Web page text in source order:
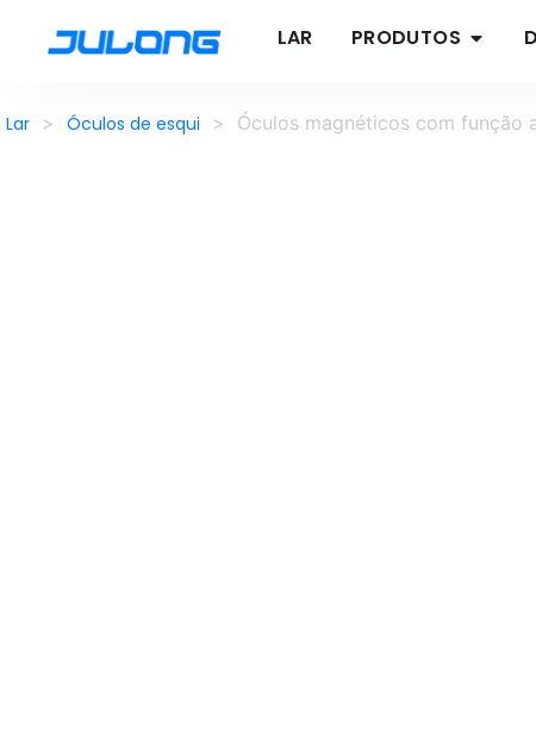
LAR PRODUTOS
Lar > Óculos de esqui > Óculos magnéticos com função